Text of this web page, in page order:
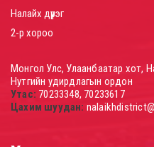
Налайх дүүрэг
2-р хороо
Монгол Улс, Улаанбаатар хот,
Нутгийн удирдлагын ордон
Утас: 70233348, 70233617
Цахим шуудан: